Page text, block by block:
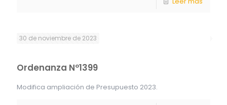
30 de noviembre de 2023
Ordenanza Nº1399
Modifica ampliación de Presupuesto 2023.